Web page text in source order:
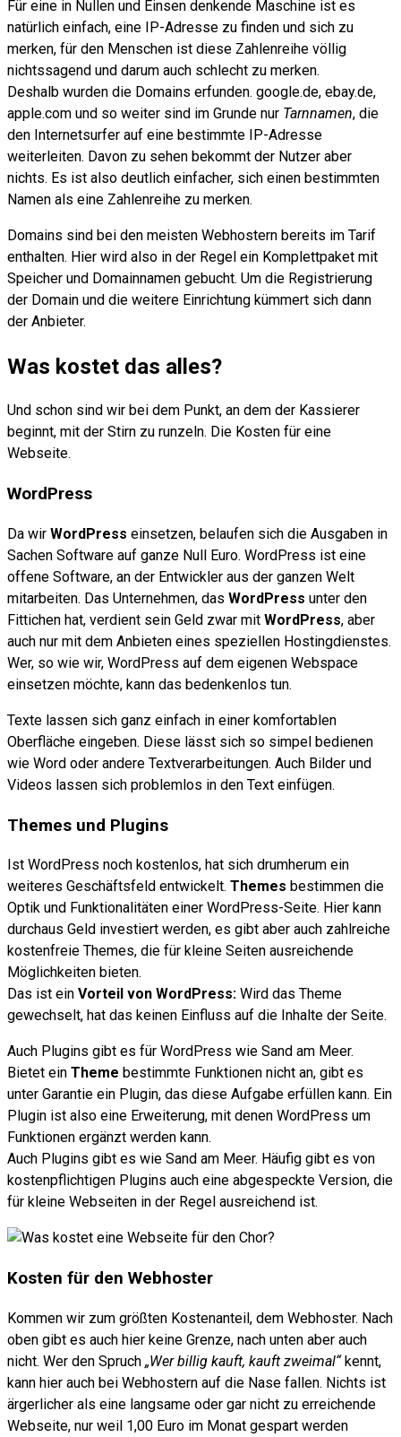
Für eine in Nullen und Einsen denkende Maschine ist es
natürlich einfach, eine IP-Adresse zu finden und sich zu
merken, für den Menschen ist diese Zahlenreihe völlig
nichtssagend und darum auch schlecht zu merken.
Deshalb wurden die Domains erfunden. google.de, ebay.de,
apple.com und so weiter sind im Grunde nur Tarnnamen, die
den Internetsurfer auf eine bestimmte IP-Adresse
weiterleiten. Davon zu sehen bekommt der Nutzer aber
nichts. Es ist also deutlich einfacher, sich einen bestimmten
Namen als eine Zahlenreihe zu merken.
Domains sind bei den meisten Webhostern bereits im Tarif
enthalten. Hier wird also in der Regel ein Komplettpaket mit
Speicher und Domainnamen gebucht. Um die Registrierung
der Domain und die weitere Einrichtung kümmert sich dann
der Anbieter.
Was kostet das alles?
Und schon sind wir bei dem Punkt, an dem der Kassierer
beginnt, mit der Stirn zu runzeln. Die Kosten für eine
Webseite.
WordPress
Da wir WordPress einsetzen, belaufen sich die Ausgaben in
Sachen Software auf ganze Null Euro. WordPress ist eine
offene Software, an der Entwickler aus der ganzen Welt
mitarbeiten. Das Unternehmen, das WordPress unter den
Fittichen hat, verdient sein Geld zwar mit WordPress, aber
auch nur mit dem Anbieten eines speziellen Hostingdienstes.
Wer, so wie wir, WordPress auf dem eigenen Webspace
einsetzen möchte, kann das bedenkenlos tun.
Texte lassen sich ganz einfach in einer komfortablen
Oberfläche eingeben. Diese lässt sich so simpel bedienen
wie Word oder andere Textverarbeitungen. Auch Bilder und
Videos lassen sich problemlos in den Text einfügen.
Themes und Plugins
Ist WordPress noch kostenlos, hat sich drumherum ein
weiteres Geschäftsfeld entwickelt. Themes bestimmen die
Optik und Funktionalitäten einer WordPress-Seite. Hier kann
durchaus Geld investiert werden, es gibt aber auch zahlreiche
kostenfreie Themes, die für kleine Seiten ausreichende
Möglichkeiten bieten.
Das ist ein Vorteil von WordPress: Wird das Theme
gewechselt, hat das keinen Einfluss auf die Inhalte der Seite.
Auch Plugins gibt es für WordPress wie Sand am Meer.
Bietet ein Theme bestimmte Funktionen nicht an, gibt es
unter Garantie ein Plugin, das diese Aufgabe erfüllen kann. Ein
Plugin ist also eine Erweiterung, mit denen WordPress um
Funktionen ergänzt werden kann.
Auch Plugins gibt es wie Sand am Meer. Häufig gibt es von
kostenpflichtigen Plugins auch eine abgespeckte Version, die
für kleine Webseiten in der Regel ausreichend ist.
Kosten für den Webhoster
Kommen wir zum größten Kostenanteil, dem Webhoster. Nach
oben gibt es auch hier keine Grenze, nach unten aber auch
nicht. Wer den Spruch „Wer billig kauft, kauft zweimal“kennt,
kann hier auch bei Webhostern auf die Nase fallen. Nichts ist
ärgerlicher als eine langsame oder gar nicht zu erreichende
Webseite, nur weil 1,00 Euro im Monat gespart werden